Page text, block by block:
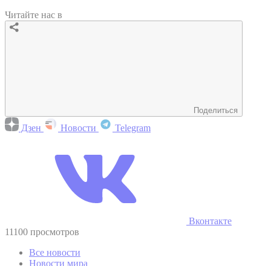
Читайте нас в
Поделиться
Дзен Новости Telegram
Вконтакте
11100 просмотров
Все новости
Новости мира